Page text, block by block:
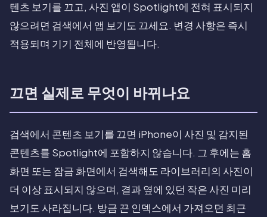
텐츠 보기를 끄고, 사진 앱이 Spotlight에 전혀 표시되지
않으려면 검색에서 앱 보기도 끄세요. 변경 사항은 즉시
적용되며 기기 전체에 반영됩니다.
끄면 실제로 무엇이 바뀌나요
검색에서 콘텐츠 보기를 끄면 iPhone이 사진 및 감지된
콘텐츠를 Spotlight에 포함하지 않습니다. 그 후에는 홈
화면 또는 잠금 화면에서 검색해도 라이브러리의 사진이
더 이상 표시되지 않으며, 결과 옆에 있던 작은 사진 미리
보기도 사라집니다. 방금 끈 인덱스에서 가져오던 최근